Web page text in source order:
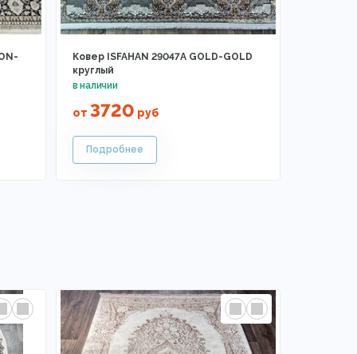
Ковер ISFAHAN 29047A GOLD-GOLD
круглый
от 3720 руб